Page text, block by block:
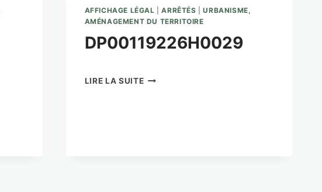
AFFICHAGE LÉGAL |ARRÊTÉS |URBANISME,
AMÉNAGEMENT DU TERRITOIRE
DP00119226H0029
LIRE LA SUITEDP00119226H0029